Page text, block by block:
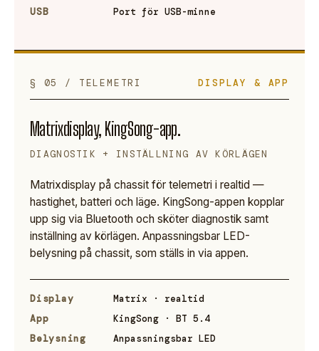
USB Port för USB-minne
§ 05 / TELEMETRI DISPLAY & APP
Matrixdisplay, KingSong-app.
DIAGNOSTIK + INSTÄLLNING AV KÖRLÄGEN
Matrixdisplay på chassit för telemetri i realtid —
hastighet, batteri och läge. KingSong-appen kopplar
upp sig via Bluetooth och sköter diagnostik samt
inställning av körlägen. Anpassningsbar LED-
belysning på chassit, som ställs in via appen.
Display
Matrix · realtid
App
KingSong · BT 5.4
Belysning
Anpassningsbar LED